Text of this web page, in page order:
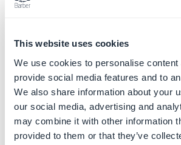
This website uses cookies
We use cookies to personalise content
provide social media features and to
We also share information about your
our social media, advertising and
may combine it with other information
provided to them or that they’ve
Añadir mapas y
interés
Más información →